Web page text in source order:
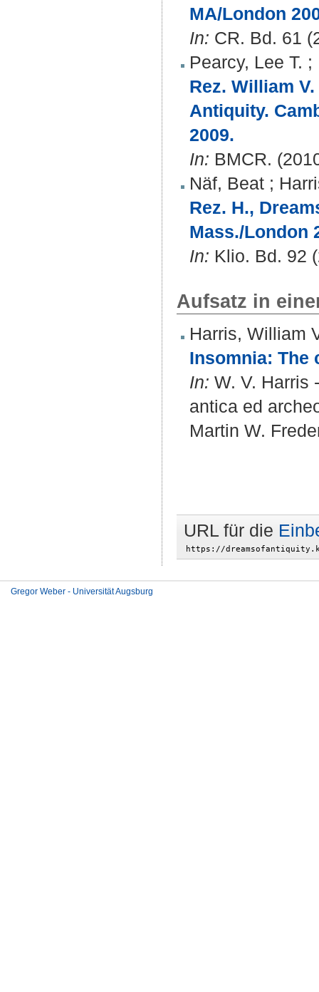
MA/London
In: CR. Bd. 61
Pearcy, Lee T. ;
Rez. William
Antiquity.
2009.
In: BMCR.
Näf, Beat ;
Rez. H.,
Mass./London
In: Klio. Bd. 92
Aufsatz in
Harris, William
Insomnia: The
In: W. V. Harris
antica ed
Martin W.
URL für die
Gregor Weber - Universität Augsburg